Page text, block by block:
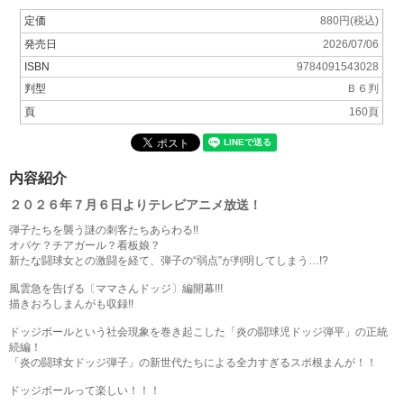
定価
880円(税込)
発売日
2026/07/06
ISBN
9784091543028
判型
Ｂ６判
頁
160頁
内容紹介
２０２６年７月６日よりテレビアニメ放送！
弾子たちを襲う謎の刺客たちあらわる!!
オバケ？チアガール？看板娘？
新たな闘球女との激闘を経て、弾子の“弱点”が判明してしまう…!?
風雲急を告げる〔ママさんドッジ〕編開幕!!!
描きおろしまんがも収録!!
ドッジボールという社会現象を巻き起こした「炎の闘球児ドッジ弾平」の正統
続編！
「炎の闘球女ドッジ弾子」の新世代たちによる全力すぎるスポ根まんが！！
ドッジボールって楽しい！！！